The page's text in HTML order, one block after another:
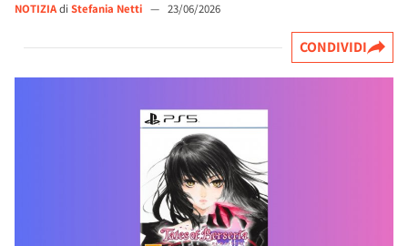
NOTIZIAdi Stefania Netti — 23/06/2026
CONDIVIDI